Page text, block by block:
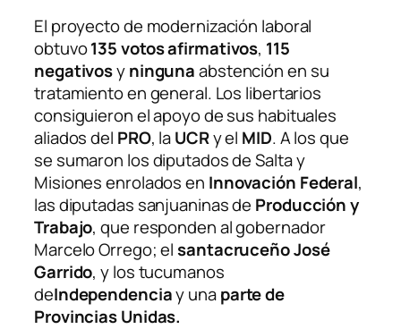
El proyecto de modernización laboral
obtuvo135 votos afirmativos, 115
negativosyningunaabstención en su
tratamiento en general. Los libertarios
consiguieron el apoyo de sus habituales
aliados del PRO, laUCRy el MID. A los que
se sumaron los diputados de Salta y
Misiones enrolados en Innovación Federal,
las diputadas sanjuaninas de Producción y
Trabajo, que responden al gobernador
Marcelo Orrego; elsantacruceño José
Garrido, ylos tucumanos
deIndependenciay unaparte de
Provincias Unidas.